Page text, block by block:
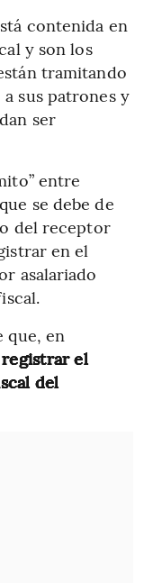
contenida en
y son los
tramitando
sus patrones y
ser
entre
se debe de
del receptor
en el
asalariado
que, en
el
del